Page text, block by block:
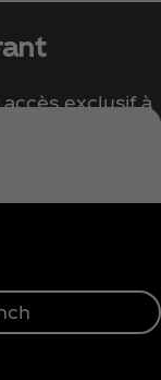
exclusif à